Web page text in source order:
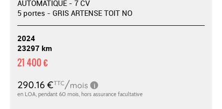
AUTOMATIQUE - 7 CV
5 portes - GRIS ARTENSE TOIT NO
2024
23297 km
21 400 €